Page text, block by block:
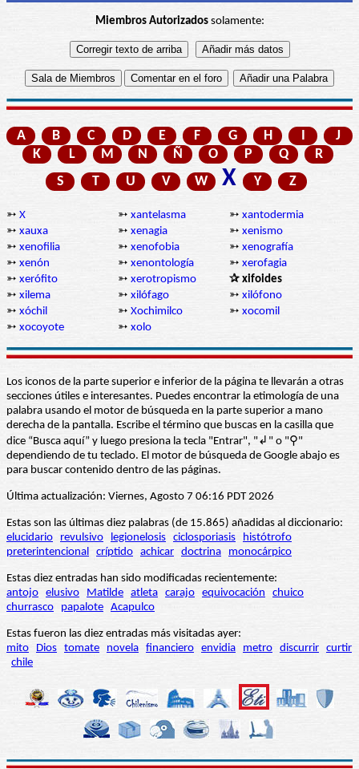
Miembros Autorizadossolamente:
A B C D E F G H I
J
K
L M N Ñ O P Q
R
S
T U V W X Y Z
➳ X ➳ xantelasma ➳ xantodermia
➳ xauxa ➳ xenagia ➳ xenismo
➳ xenofilia ➳ xenofobia ➳ xenografía
➳ xenón ➳ xenontología ➳ xerofagia
➳ xerófito ➳ xerotropismo
✰ xifoides
➳ xilema ➳ xilófago ➳ xilófono
➳ xóchil ➳ Xochimilco ➳ xocomil
➳ xocoyote ➳ xolo
Los iconos de la parte superior e inferior de la página te llevarán a otras
secciones útiles e interesantes. Puedes encontrar la etimología de una
palabra usando el motor de búsqueda en la parte superior a mano
derecha de la pantalla. Escribe el término que buscas en la casilla que
dice “Busca aquí” y luego presiona la tecla "Entrar", "↲" o "⚲"
dependiendo de tu teclado. El motor de búsqueda de Google abajo es
para buscar contenido dentro de las páginas.
Última actualización: Viernes, Agosto 7 06:16 PDT 2026
Estas son las últimas diez palabras (de 15.865) añadidas al diccionario:
elucidario
revulsivo legionelosis ciclosporiasis
histótrofo
preterintencional críptido achicar doctrina monocárpico
Estas diez entradas han sido modificadas recientemente:
antojo elusivo Matilde atleta carajo equivocación
chuico
churrasco
papalote Acapulco
Estas fueron las diez entradas más visitadas ayer:
mito
Dios tomate novela financiero envidia metro discurrir curtir
chile